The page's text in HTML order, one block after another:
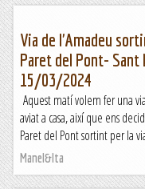
Via de l'Amadeu
Paret del Pont- Sant
15/03/2024
Aquest matí volem fer una
aviat a casa, així que ens
Paret del Pont sortint per la
Manel&Ita